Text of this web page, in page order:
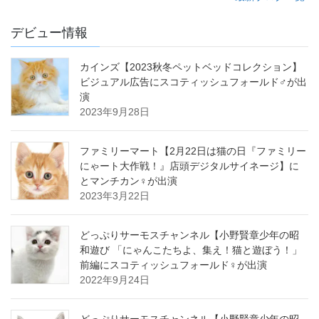
デビュー情報
カインズ【2023秋冬ペットベッドコレクション】
ビジュアル広告にスコティッシュフォールド♂が出
演
2023年9月28日
ファミリーマート【2月22日は猫の日『ファミリー
にゃート大作戦！』店頭デジタルサイネージ】に
とマンチカン♀が出演
2023年3月22日
どっぷりサーモスチャンネル【小野賢章少年の昭
和遊び 「にゃんこたちよ、集え！猫と遊ぼう！」
前編にスコティッシュフォールド♀が出演
2022年9月24日